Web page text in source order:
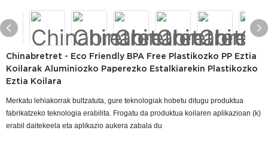
Chinabretret - Eco Friendly BPA Free Plastikozko PP Eztia
Koilarak Aluminiozko Paperezko Estalkiarekin Plastikozko
Eztia Koilara
Merkatu lehiakorrak bultzatuta, gure teknologiak hobetu ditugu produktua
fabrikatzeko teknologia erabilita. Frogatu da produktua koilaren aplikazioan (k)
erabil daitekeela eta aplikazio aukera zabala du